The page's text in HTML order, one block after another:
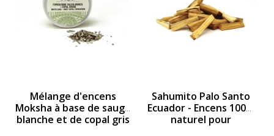
Mélange d'encens
Moksha à base de sauge
blanche et de copal gris
Sahumito Palo Santo
Ecuador - Encens 100%
naturel pour